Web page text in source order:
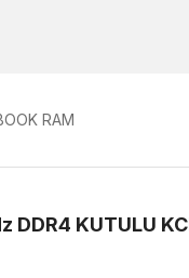
RAM
DDR4 KUTULU